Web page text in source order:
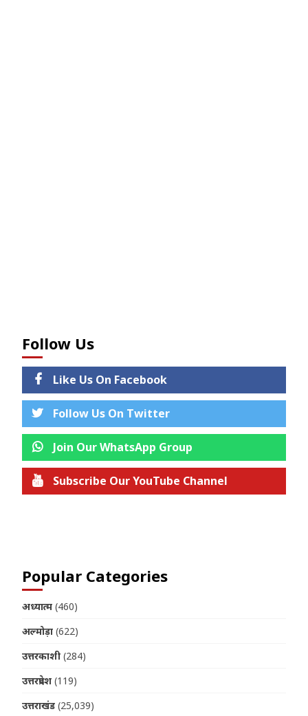
Follow Us
Like Us On Facebook
Follow Us On Twitter
Join Our WhatsApp Group
Subscribe Our YouTube Channel
Popular Categories
अध्यात्म (460)
अल्मोड़ा (622)
उत्तरकाशी (284)
उत्तरप्रदेश (119)
उत्तराखंड (25,039)